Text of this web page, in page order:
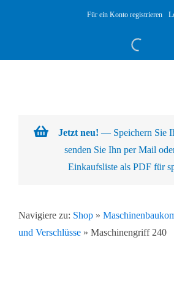
Für ein Konto registrieren
Jetzt neu! — Speichern Sie
senden Sie Ihn per Mail
Einkaufsliste als PDF für
Navigiere zu: Shop»
und Verschlüsse» Maschinengriff 240